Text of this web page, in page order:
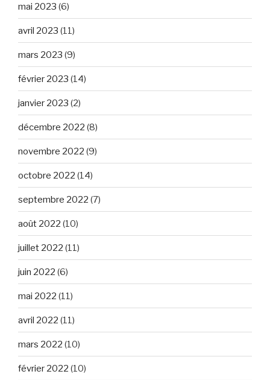
mai 2023 (6)
avril 2023 (11)
mars 2023 (9)
février 2023 (14)
janvier 2023 (2)
décembre 2022 (8)
novembre 2022 (9)
octobre 2022 (14)
septembre 2022 (7)
août 2022 (10)
juillet 2022 (11)
juin 2022 (6)
mai 2022 (11)
avril 2022 (11)
mars 2022 (10)
février 2022 (10)